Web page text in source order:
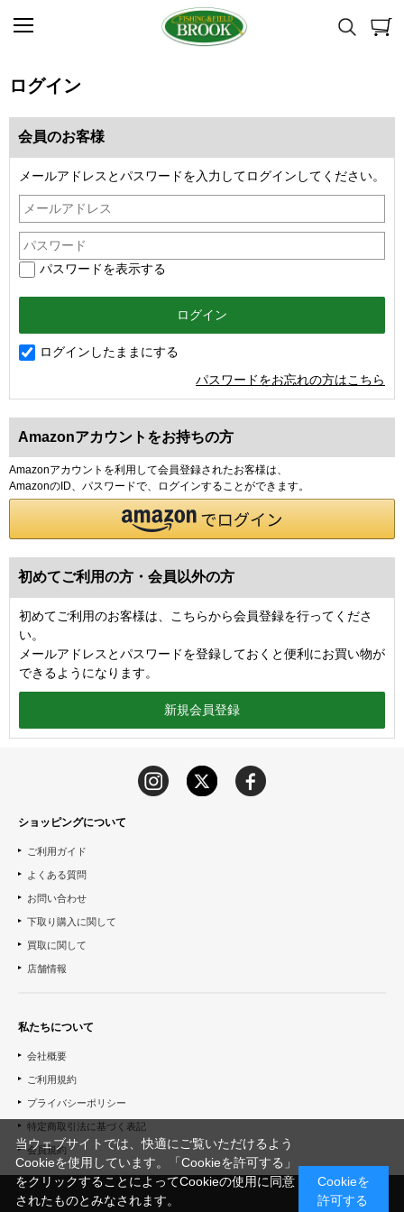
ログイン
会員のお客様
メールアドレスとパスワードを入力してログインしてください。
パスワードを表示する
ログインしたままにする
パスワードをお忘れの方はこちら
Amazonアカウントをお持ちの方
Amazonアカウントを利用して会員登録されたお客様は、
AmazonのID、パスワードで、ログインすることができます。
初めてご利用の方・会員以外の方
初めてご利用のお客様は、こちらから会員登録を行ってくださ
い。
メールアドレスとパスワードを登録しておくと便利にお買い物が
できるようになります。
ショッピングについて
ご利用ガイド
よくある質問
お問い合わせ
下取り購入に関して
買取に関して
店舗情報
私たちについて
会社概要
ご利用規約
プライバシーポリシー
特定商取引法に基づく表記
会員規約
当ウェブサイトでは、快適にご覧いただけるよう
Cookieを使用しています。「Cookieを許可する」
をクリックすることによってCookieの使用に同意
されたものとみなされます。
Cookieを
許可する